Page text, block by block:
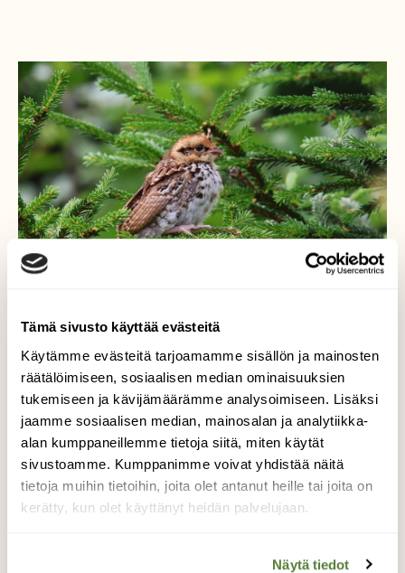
Tämä sivusto käyttää evästeitä
Käytämme evästeitä tarjoamamme sisällön ja mainosten
räätälöimiseen, sosiaalisen median ominaisuuksien
tukemiseen ja kävijämäärämme analysoimiseen. Lisäksi
jaamme sosiaalisen median, mainosalan ja analytiikka-
alan kumppaneillemme tietoja siitä, miten käytät
sivustoamme. Kumppanimme voivat yhdistää näitä
tietoja muihin tietoihin, joita olet antanut heille tai joita on
kerätty, kun olet käyttänyt heidän palvelujaan.
Näytä tiedot
Pyynpoikanen
Olimme luotoretkellä matkalla kedolle, kun
metsätien varrelta pyrähti lintu
kuusenoksalle. Se oli pyyn poikanen, joka jäi
nököttämään oksalle ja antoi kuvata. Iloinen
ylläri!